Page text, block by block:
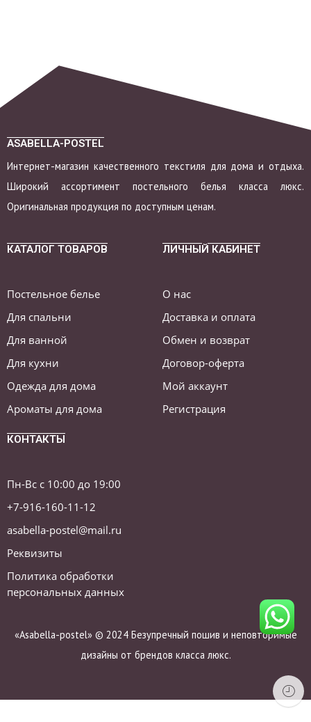
ASABELLA-POSTEL
Интернет-магазин качественного текстиля для дома и отдыха.
Широкий ассортимент постельного белья класса люкс.
Оригинальная продукция по доступным ценам.
КАТАЛОГ ТОВАРОВ
Постельное белье
Для спальни
Для ванной
Для кухни
Одежда для дома
Ароматы для дома
ЛИЧНЫЙ КАБИНЕТ
О нас
Доставка и оплата
Обмен и возврат
Договор-оферта
Мой аккаунт
Регистрация
КОНТАКТЫ
Пн-Вс с 10:00 до 19:00
+7-916-160-11-12
asabella-postel@mail.ru
Реквизиты
Политика обработки
персональных данных
«Asabella-postel» © 2024 Безупречный пошив и неповторимые
дизайны от брендов класса люкс.